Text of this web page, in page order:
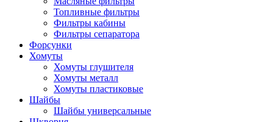
Топливные фильтры
Фильтры кабины
Фильтры сепаратора
Форсунки
Хомуты
Хомуты глушителя
Хомуты металл
Хомуты пластиковые
Шайбы
Шайбы универсальные